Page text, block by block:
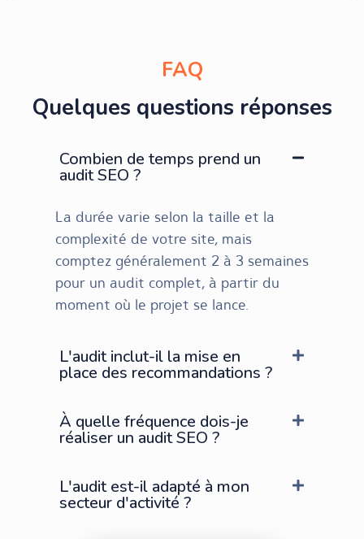
FAQ
Quelques questions réponses
Combien de temps prend un
audit SEO ?
La durée varie selon la taille et la
complexité de votre site, mais
comptez généralement 2 à 3 semaines
pour un audit complet, à partir du
moment où le projet se lance.
L'audit inclut-il la mise en
place des recommandations ?
À quelle fréquence dois-je
réaliser un audit SEO ?
L'audit est-il adapté à mon
secteur d'activité ?